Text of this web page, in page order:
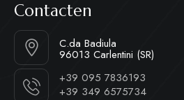
Contacten
C.da Badiula
96013 Carlentini (SR)
+39 095 7836193
+39 349 6575734